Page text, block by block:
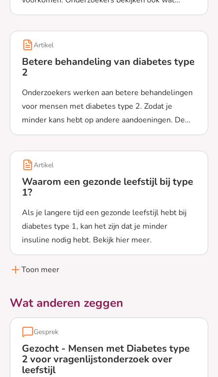
hierbij kan helpen.
Lees meer over Diabetes type 2 tegenhouden
Artikel
Betere behandeling van diabetes type
2
Onderzoekers werken aan betere behandelingen
voor mensen met diabetes type 2. Zodat je
minder kans hebt op andere aandoeningen. De
onderzoekers kijken naar medicijnen en insuline.
bewegen.
Lees meer over Betere behandeling van diabetes type 2
Artikel
Waarom een gezonde leefstijl bij type
1?
Als je langere tijd een gezonde leefstijl hebt bij
diabetes type 1, kan het zijn dat je minder
insuline nodig hebt. Bekijk hier meer.
Lees meer over Waarom een gezonde leefstijl bij type
Toon meer
Wat anderen zeggen
Gesprek
Gezocht - Mensen met Diabetes type
2 voor vragenlijstonderzoek over
leefstijl